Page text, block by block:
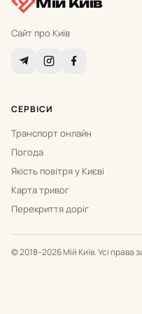
Сайт про Київ
СЕРВІСИ
Транспорт онлайн
Погода
Якість повітря у Києві
Карта тривог
Перекриття доріг
© 2018–2026 Мій Київ. Усі права